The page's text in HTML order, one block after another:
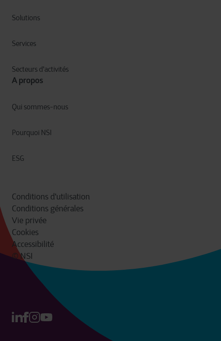
Solutions
Services
Secteurs d'activités
A propos
Qui sommes-nous
Pourquoi NSI
ESG
Conditions d'utilisation
Conditions générales
Vie privée
Cookies
Accessibilité
© NSI